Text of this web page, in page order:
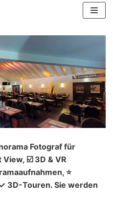
Fotograf für
☑️ 3D & VR
⭐
3D-Touren. Sie werden